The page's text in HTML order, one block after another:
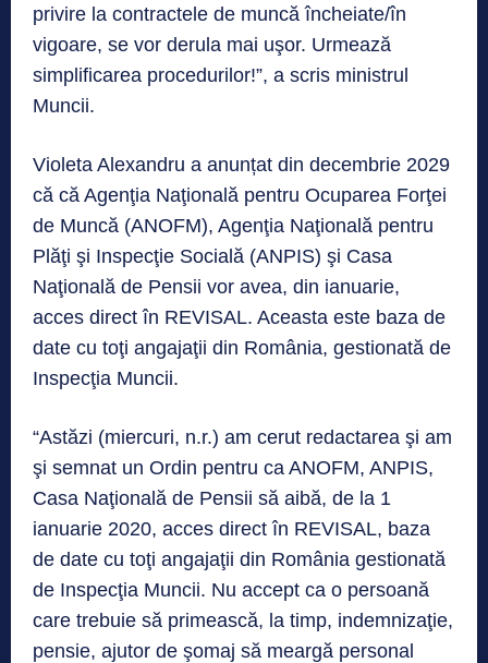
privire la contractele de muncă încheiate/în
vigoare, se vor derula mai uşor. Urmează
simplificarea procedurilor!”, a scris ministrul
Muncii.
Violeta Alexandru a anunțat din decembrie 2029
că că Agenţia Naţională pentru Ocuparea Forţei
de Muncă (ANOFM), Agenţia Naţională pentru
Plăţi şi Inspecţie Socială (ANPIS) şi Casa
Naţională de Pensii vor avea, din ianuarie,
acces direct în REVISAL. Aceasta este baza de
date cu toţi angajaţii din România, gestionată de
Inspecţia Muncii.
“Astăzi (miercuri, n.r.) am cerut redactarea şi am
şi semnat un Ordin pentru ca ANOFM, ANPIS,
Casa Naţională de Pensii să aibă, de la 1
ianuarie 2020, acces direct în REVISAL, baza
de date cu toţi angajaţii din România gestionată
de Inspecţia Muncii. Nu accept ca o persoană
care trebuie să primească, la timp, indemnizaţie,
pensie, ajutor de şomaj să meargă personal